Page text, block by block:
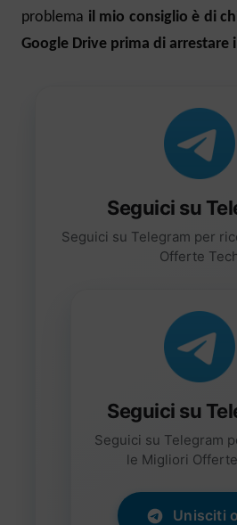
problema il mio consiglio è di
Google Drive prima di arrestare
Seguici su
Seguici su Telegram per
Offerte
Seguici su
Seguici su Telegram
le Migliori
Unisciti